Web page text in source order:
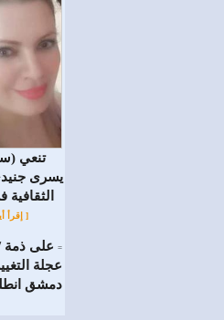
يسرى
الثقافية
[ إقرأ
= على ذمة
عجلة
دمشق